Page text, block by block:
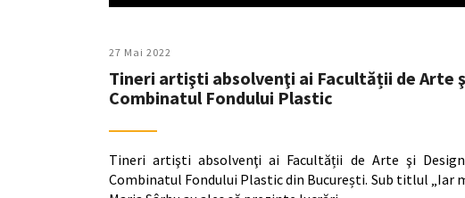
27 Mai 2022
Tineri artişti absolvenţi ai Facultății de Arte
Combinatul Fondului Plastic
Tineri artişti absolvenţi ai Facultății de Arte şi
Combinatul Fondului Plastic din București. Sub titlul „Iar